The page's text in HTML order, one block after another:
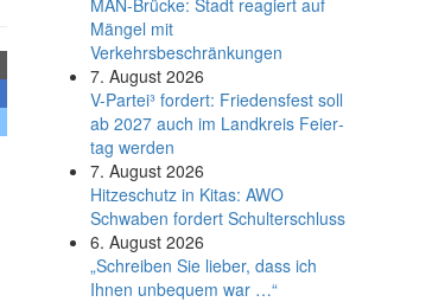
MAN-Brücke: Stadt reagiert auf
Mängel mit
Verkehrsbeschränkungen
7. August 2026
V-Partei­³ fordert: Friedens­fest soll
ab 2027 auch im Land­kreis Feier­
tag werden
7. August 2026
Hitzeschutz in Kitas: AWO
Schwaben fordert Schulterschluss
6. August 2026
„Schreiben Sie lieber, dass ich
Ihnen unbequem war …“